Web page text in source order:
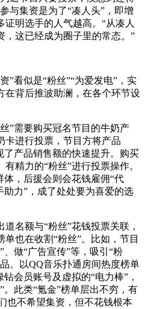
与集资是为了“凑人头”，即增
证明选手的人气越高。“从凑人
，这已经成为圈子里的常态。”
看似是“粉丝”“为爱发电”，实
在背后推波助澜，在各个环节设
需要购买冠名节目的牛奶产
卡进行投票，节目方将产品
了产品销售额的快速提升。购买
精力的“粉丝”进行投票操作。
体，后援会则会花钱雇佣“代
助力”，成了处处要为喜爱的选
名额与“粉丝”花钱投票关联，
也在收割“粉丝”。比如，节目
做“广告宣传”等，吸引“粉
。以QQ音乐扑通房间热度榜单
会员账号及虚拟的“电力棒”，
此类“氪金”榜单层出不穷，有
也不希望集资，但不花钱根本